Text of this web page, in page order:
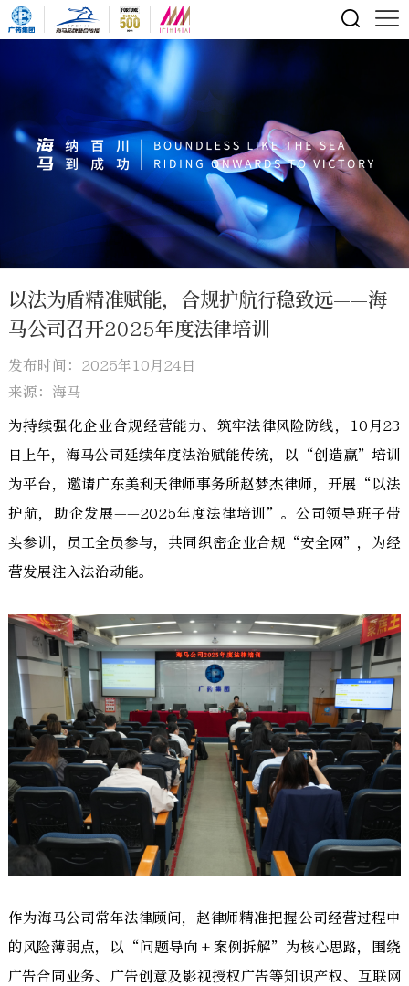
以法为盾精准赋能，合规护航行稳致远——海
马公司召开2025年度法律培训
发布时间：2025年10月24日
来源：海马
为持续强化企业合规经营能力、筑牢法律风险防线，10月23
日上午，海马公司延续年度法治赋能传统，以“创造赢”培训
为平台，邀请广东美利天律师事务所赵梦杰律师，开展“以法
护航，助企发展——2025年度法律培训”。公司领导班子带
头参训，员工全员参与，共同织密企业合规“安全网”，为经
营发展注入法治动能。
作为海马公司常年法律顾问，赵律师精准把握公司经营过程中
的风险薄弱点，以“问题导向 + 案例拆解”为核心思路，围绕
广告合同业务、广告创意及影视授权广告等知识产权、互联网